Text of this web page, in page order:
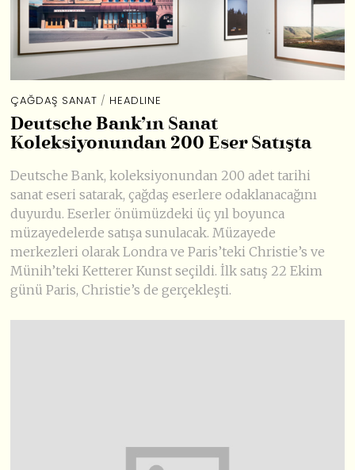
ÇAĞDAŞ SANAT / HEADLINE
Deutsche Bank’ın Sanat
Koleksiyonundan 200 Eser Satışta
Deutsche Bank, koleksiyonundan 200 adet tarihi
sanat eseri satarak, çağdaş eserlere odaklanacağını
duyurdu. Eserler önümüzdeki üç yıl boyunca
müzayedelerde satışa sunulacak. Müzayede
merkezleri olarak Londra ve Paris’teki Christie’s ve
Münih’teki Ketterer Kunst seçildi. İlk satış 22 Ekim
günü Paris, Christie’s de gerçekleşti.